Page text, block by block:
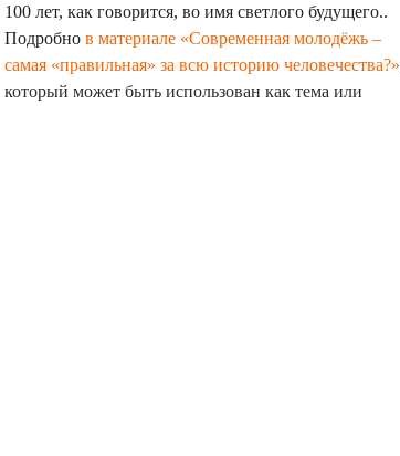
100 лет, как говорится, во имя светлого будущего..
Подробно в материале «Современная молодёжь –
самая «правильная» за всю историю человечества?»
который может быть использован как тема или